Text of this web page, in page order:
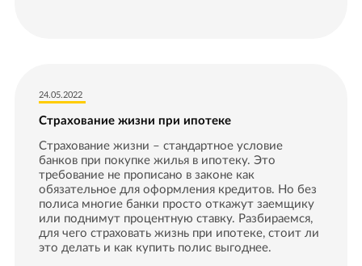
24.05.2022
Страхование жизни при ипотеке
Страхование жизни – стандартное условие
банков при покупке жилья в ипотеку. Это
требование не прописано в законе как
обязательное для оформления кредитов. Но без
полиса многие банки просто откажут заемщику
или поднимут процентную ставку. Разбираемся,
для чего страховать жизнь при ипотеке, стоит ли
это делать и как купить полис выгоднее.